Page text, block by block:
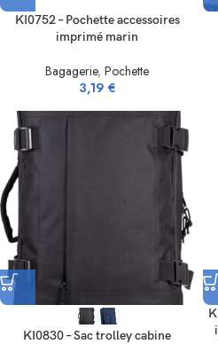
KI0752 – Pochette accessoires
imprimé marin
Bagagerie, Pochette
3,19 €
KI0830 – Sac trolley cabine